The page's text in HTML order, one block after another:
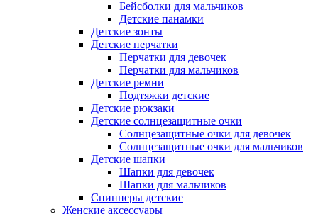
Бейсболки для мальчиков
Детские панамки
Детские зонты
Детские перчатки
Перчатки для девочек
Перчатки для мальчиков
Детские ремни
Подтяжки детские
Детские рюкзаки
Детские солнцезащитные очки
Солнцезащитные очки для девочек
Солнцезащитные очки для мальчиков
Детские шапки
Шапки для девочек
Шапки для мальчиков
Спиннеры детские
Женские аксессуары